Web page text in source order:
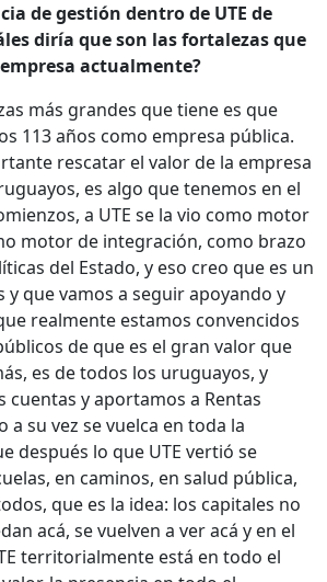
de gestión dentro de UTE de
diría que son las fortalezas que
actualmente?
más grandes que tiene es que
113 años como empresa pública.
rescatar el valor de la empresa
es algo que tenemos en el
a UTE se la vio como motor
motor de integración, como brazo
del Estado, y eso creo que es un
y que vamos a seguir apoyando y
realmente estamos convencidos
de que es el gran valor que
es de todos los uruguayos, y
cuentas y aportamos a Rentas
a su vez se vuelca en toda la
después lo que UTE vertió se
en caminos, en salud pública,
que es la idea: los capitales no
acá, se vuelven a ver acá y en el
territorialmente está en todo el